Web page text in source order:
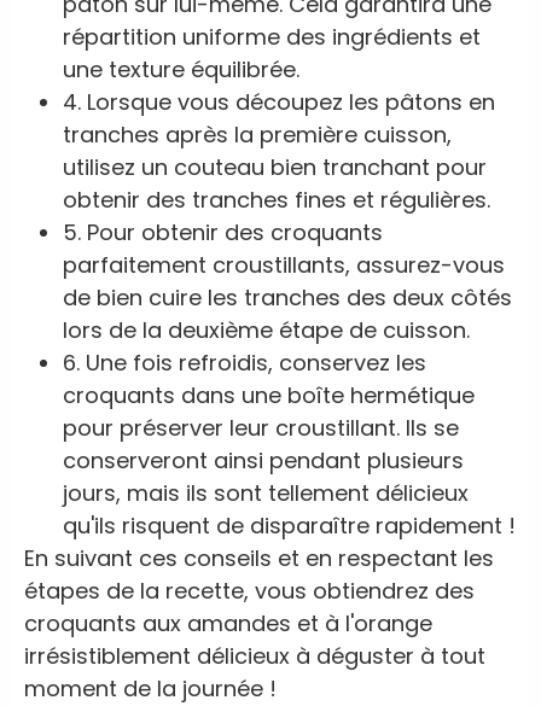
répartition uniforme des ingrédients et
une texture équilibrée.
4. Lorsque vous découpez les pâtons en
tranches après la première cuisson,
utilisez un couteau bien tranchant pour
obtenir des tranches fines et régulières.
5. Pour obtenir des croquants
parfaitement croustillants, assurez-vous
de bien cuire les tranches des deux côtés
lors de la deuxième étape de cuisson.
6. Une fois refroidis, conservez les
croquants dans une boîte hermétique
pour préserver leur croustillant. Ils se
conserveront ainsi pendant plusieurs
jours, mais ils sont tellement délicieux
qu'ils risquent de disparaître rapidement !
En suivant ces conseils et en respectant les
étapes de la recette, vous obtiendrez des
croquants aux amandes et à l'orange
irrésistiblement délicieux à déguster à tout
moment de la journée !